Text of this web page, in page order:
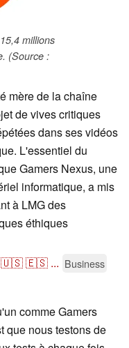
millions
(Source :
mère de la chaîne
de vives critiques
dans ses vidéos
L'essentiel du
Gamers Nexus, une
informatique, a mis
à LMG des
éthiques
🇺🇸🇪🇸 ... Business
comme Gamers
que nous testons de